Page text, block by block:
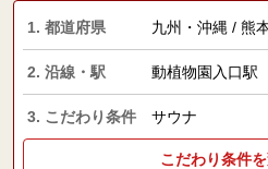
1. 都道府県 九州・沖縄 / 熊
2. 沿線・駅 動植物園入口駅
3. こだわり条件 サウナ
こだわり条件